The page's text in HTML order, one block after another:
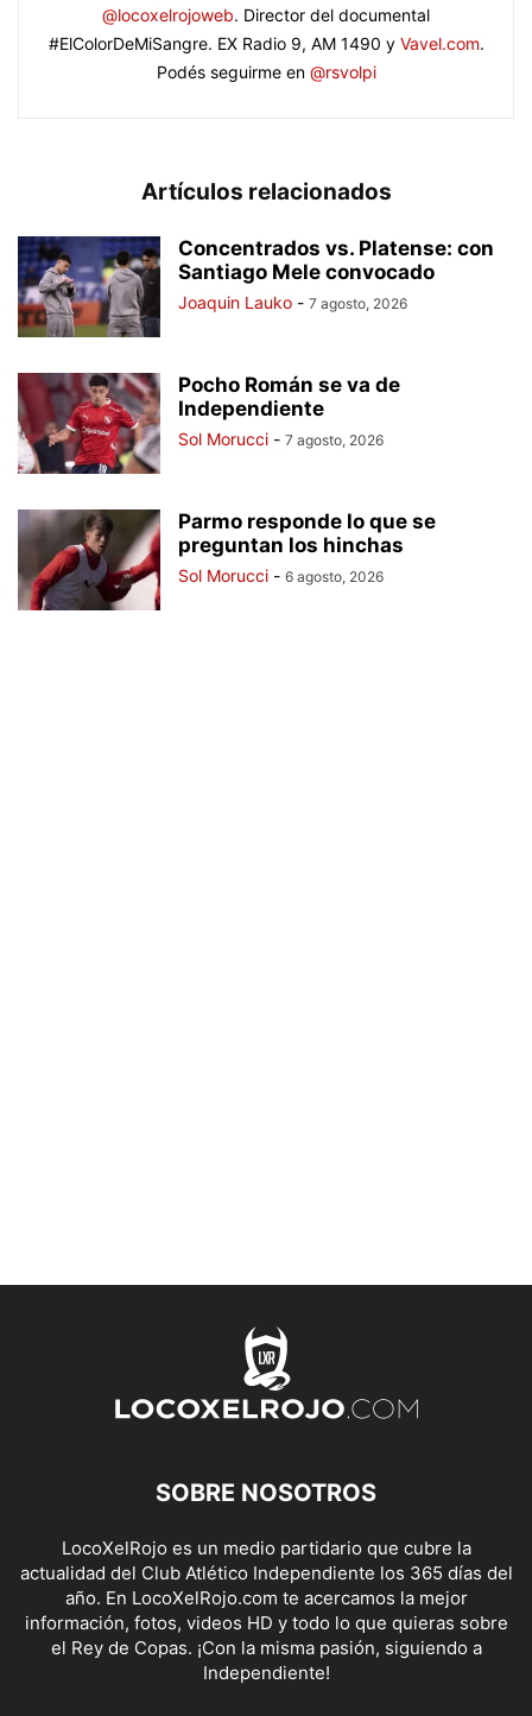
@locoxelrojoweb. Director del documental
#ElColorDeMiSangre. EX Radio 9, AM 1490 y Vavel.com.
Podés seguirme en @rsvolpi
Artículos relacionados
Concentrados vs. Platense: con
Santiago Mele convocado
Joaquin Lauko - 7 agosto, 2026
Pocho Román se va de
Independiente
Sol Morucci - 7 agosto, 2026
Parmo responde lo que se
preguntan los hinchas
Sol Morucci - 6 agosto, 2026
SOBRE NOSOTROS
LocoXelRojo es un medio partidario que cubre la
actualidad del Club Atlético Independiente los 365 días del
año. En LocoXelRojo.com te acercamos la mejor
información, fotos, videos HD y todo lo que quieras sobre
el Rey de Copas. ¡Con la misma pasión, siguiendo a
Independiente!